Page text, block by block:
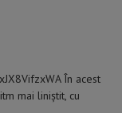
În acest
mai liniștit, cu